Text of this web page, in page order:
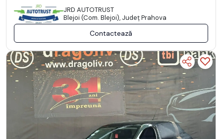
JRD AUTOTRUST
Blejoi (Com. Blejoi), Județ Prahova
Contactează